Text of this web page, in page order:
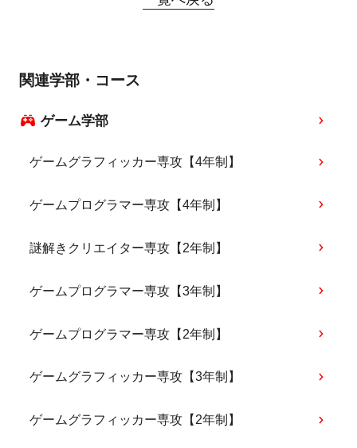
関連学部・コース
ゲーム学部
ゲームグラフィッカー専攻【4年制】
ゲームプログラマー専攻【4年制】
謎解きクリエイター専攻【2年制】
ゲームプログラマー専攻【3年制】
ゲームプログラマー専攻【2年制】
ゲームグラフィッカー専攻【3年制】
ゲームグラフィッカー専攻【2年制】